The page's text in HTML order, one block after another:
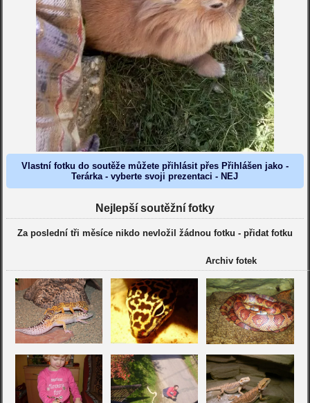
Vlastní fotku do soutěže můžete přihlásit přes Přihlášen jako -
Terárka - vyberte svoji prezentaci - NEJ
Nejlepší soutěžní fotky
Za poslední tři měsíce nikdo nevložil žádnou fotku - přidat fotku
Archiv fotek